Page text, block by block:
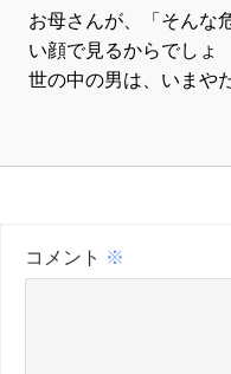
お母さんが、「そんな
い顔で見るからでしょ
世の中の男は、いまや
コメント ※